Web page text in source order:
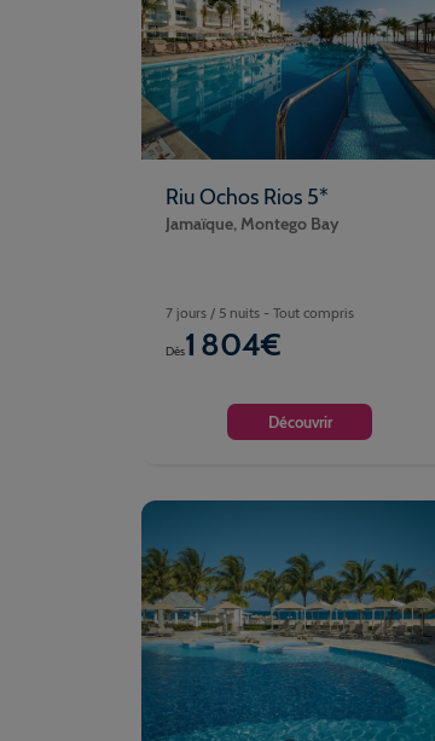
Riu Ochos Rios 5*
Jamaïque, Montego Bay
7 jours / 5 nuits - Tout compris
Dès1 804€
Découvrir